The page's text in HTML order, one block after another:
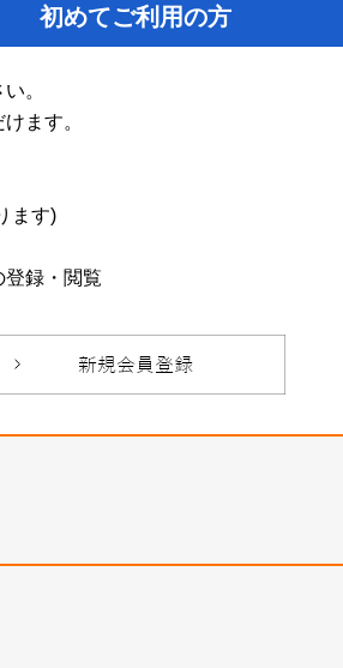
初めてご利用の方
。
ます。
ます)
登録・閲覧